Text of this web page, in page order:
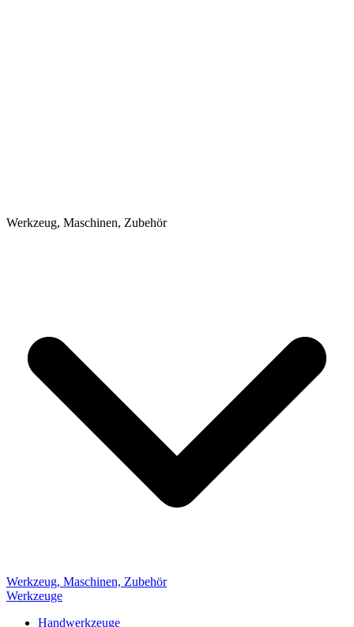
Werkzeug, Maschinen, Zubehör
Werkzeug, Maschinen, Zubehör
Werkzeuge
Handwerkzeuge